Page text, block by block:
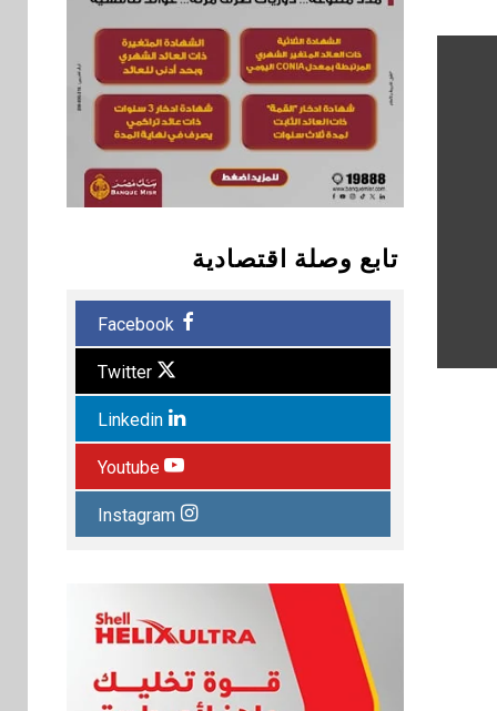
تابع وصلة اقتصادية
Facebook
Twitter
Linkedin
Youtube
Instagram